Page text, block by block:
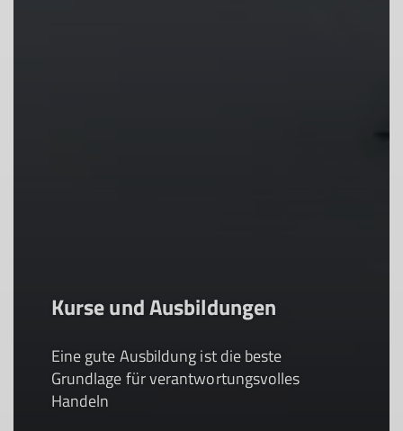
Kurse und Ausbildungen
Eine gute Ausbildung ist die beste
Grundlage für verantwortungsvolles
Handeln